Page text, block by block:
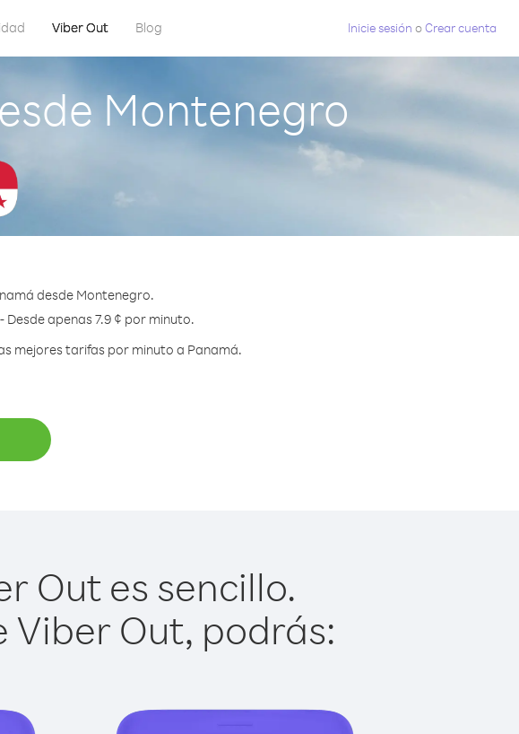
Viber Out Blog Inicie sesión oCrear cuenta
Montenegro
desde Montenegro.
Desde apenas 7.9 ¢ por minuto.
mejores tarifas por minuto a Panamá.
Out es sencillo.
Viber Out, podrás: